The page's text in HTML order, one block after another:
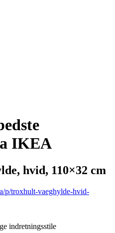
IKEA
hvid, 110×32 cm
p/troxhult-vaeghylde-hvid-
indretningsstile